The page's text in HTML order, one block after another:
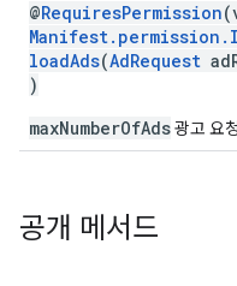
@RequiresPermission
loadAds(AdRequest
)
maxNumberOfAds광고 요
공개 메서드